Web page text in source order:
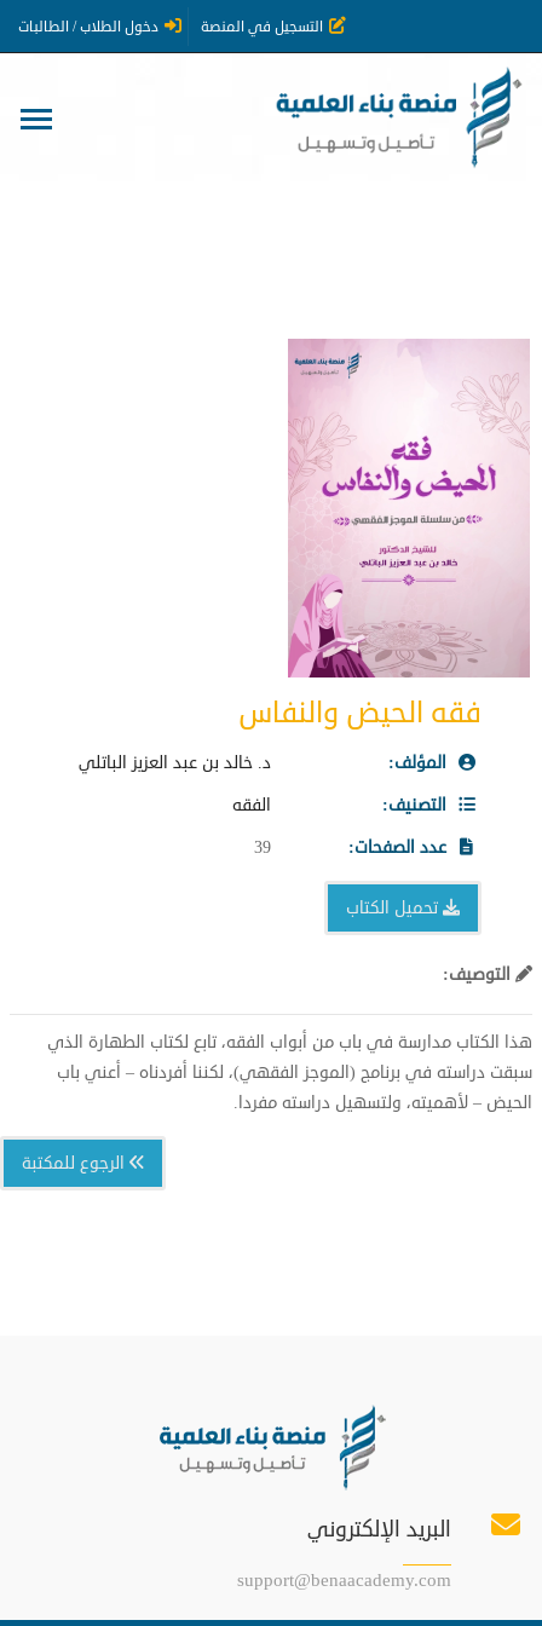
التسجيل في المنصة دخول الطلاب / الطالبات
فقه الحيض والنفاس
المؤلف:
د. خالد بن عبد العزيز الباتلي
التصنيف:
الفقه
عدد الصفحات:
39
تحميل الكتاب
التوصيف:
هذا الكتاب مدارسة في باب من أبواب الفقه، تابع لكتاب الطهارة الذي
سبقت دراسته في برنامج (الموجز الفقهي)، لكننا أفردناه – أعني باب
الحيض – لأهميته، ولتسهيل دراسته مفردا.
الرجوع للمكتبة
البريد الإلكتروني
support@benaacademy.com